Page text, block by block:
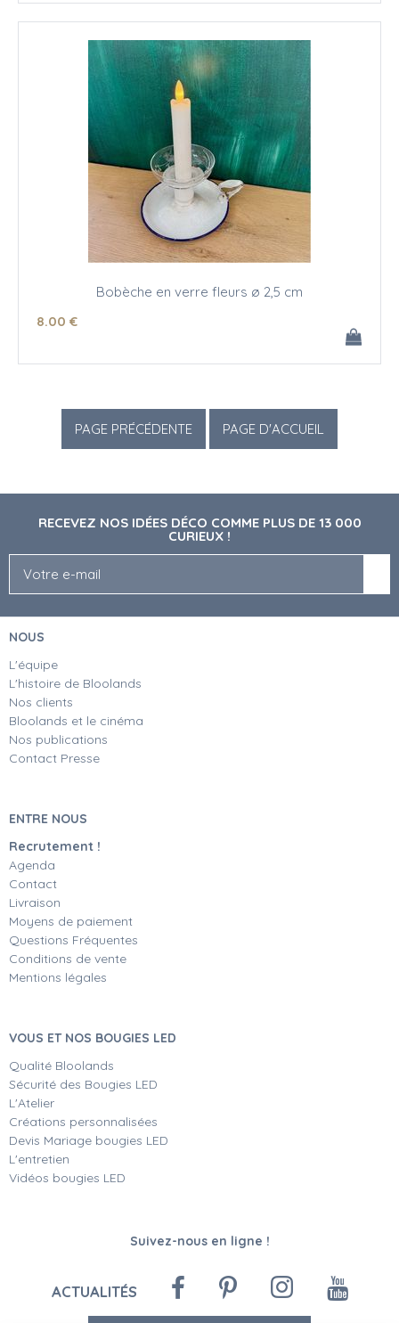
Bobèche en verre fleurs ø 2,5 cm
8.00 €
RECEVEZ NOS IDÉES DÉCO COMME PLUS DE 13 000
CURIEUX !
NOUS
L'équipe
L'histoire de Bloolands
Nos clients
Bloolands et le cinéma
Nos publications
Contact Presse
ENTRE NOUS
Recrutement !
Agenda
Contact
Livraison
Moyens de paiement
Questions Fréquentes
Conditions de vente
Mentions légales
VOUS ET NOS BOUGIES LED
Qualité Bloolands
Sécurité des Bougies LED
L'Atelier
Créations personnalisées
Devis Mariage bougies LED
L'entretien
Vidéos bougies LED
Suivez-nous en ligne !
ACTUALITÉS